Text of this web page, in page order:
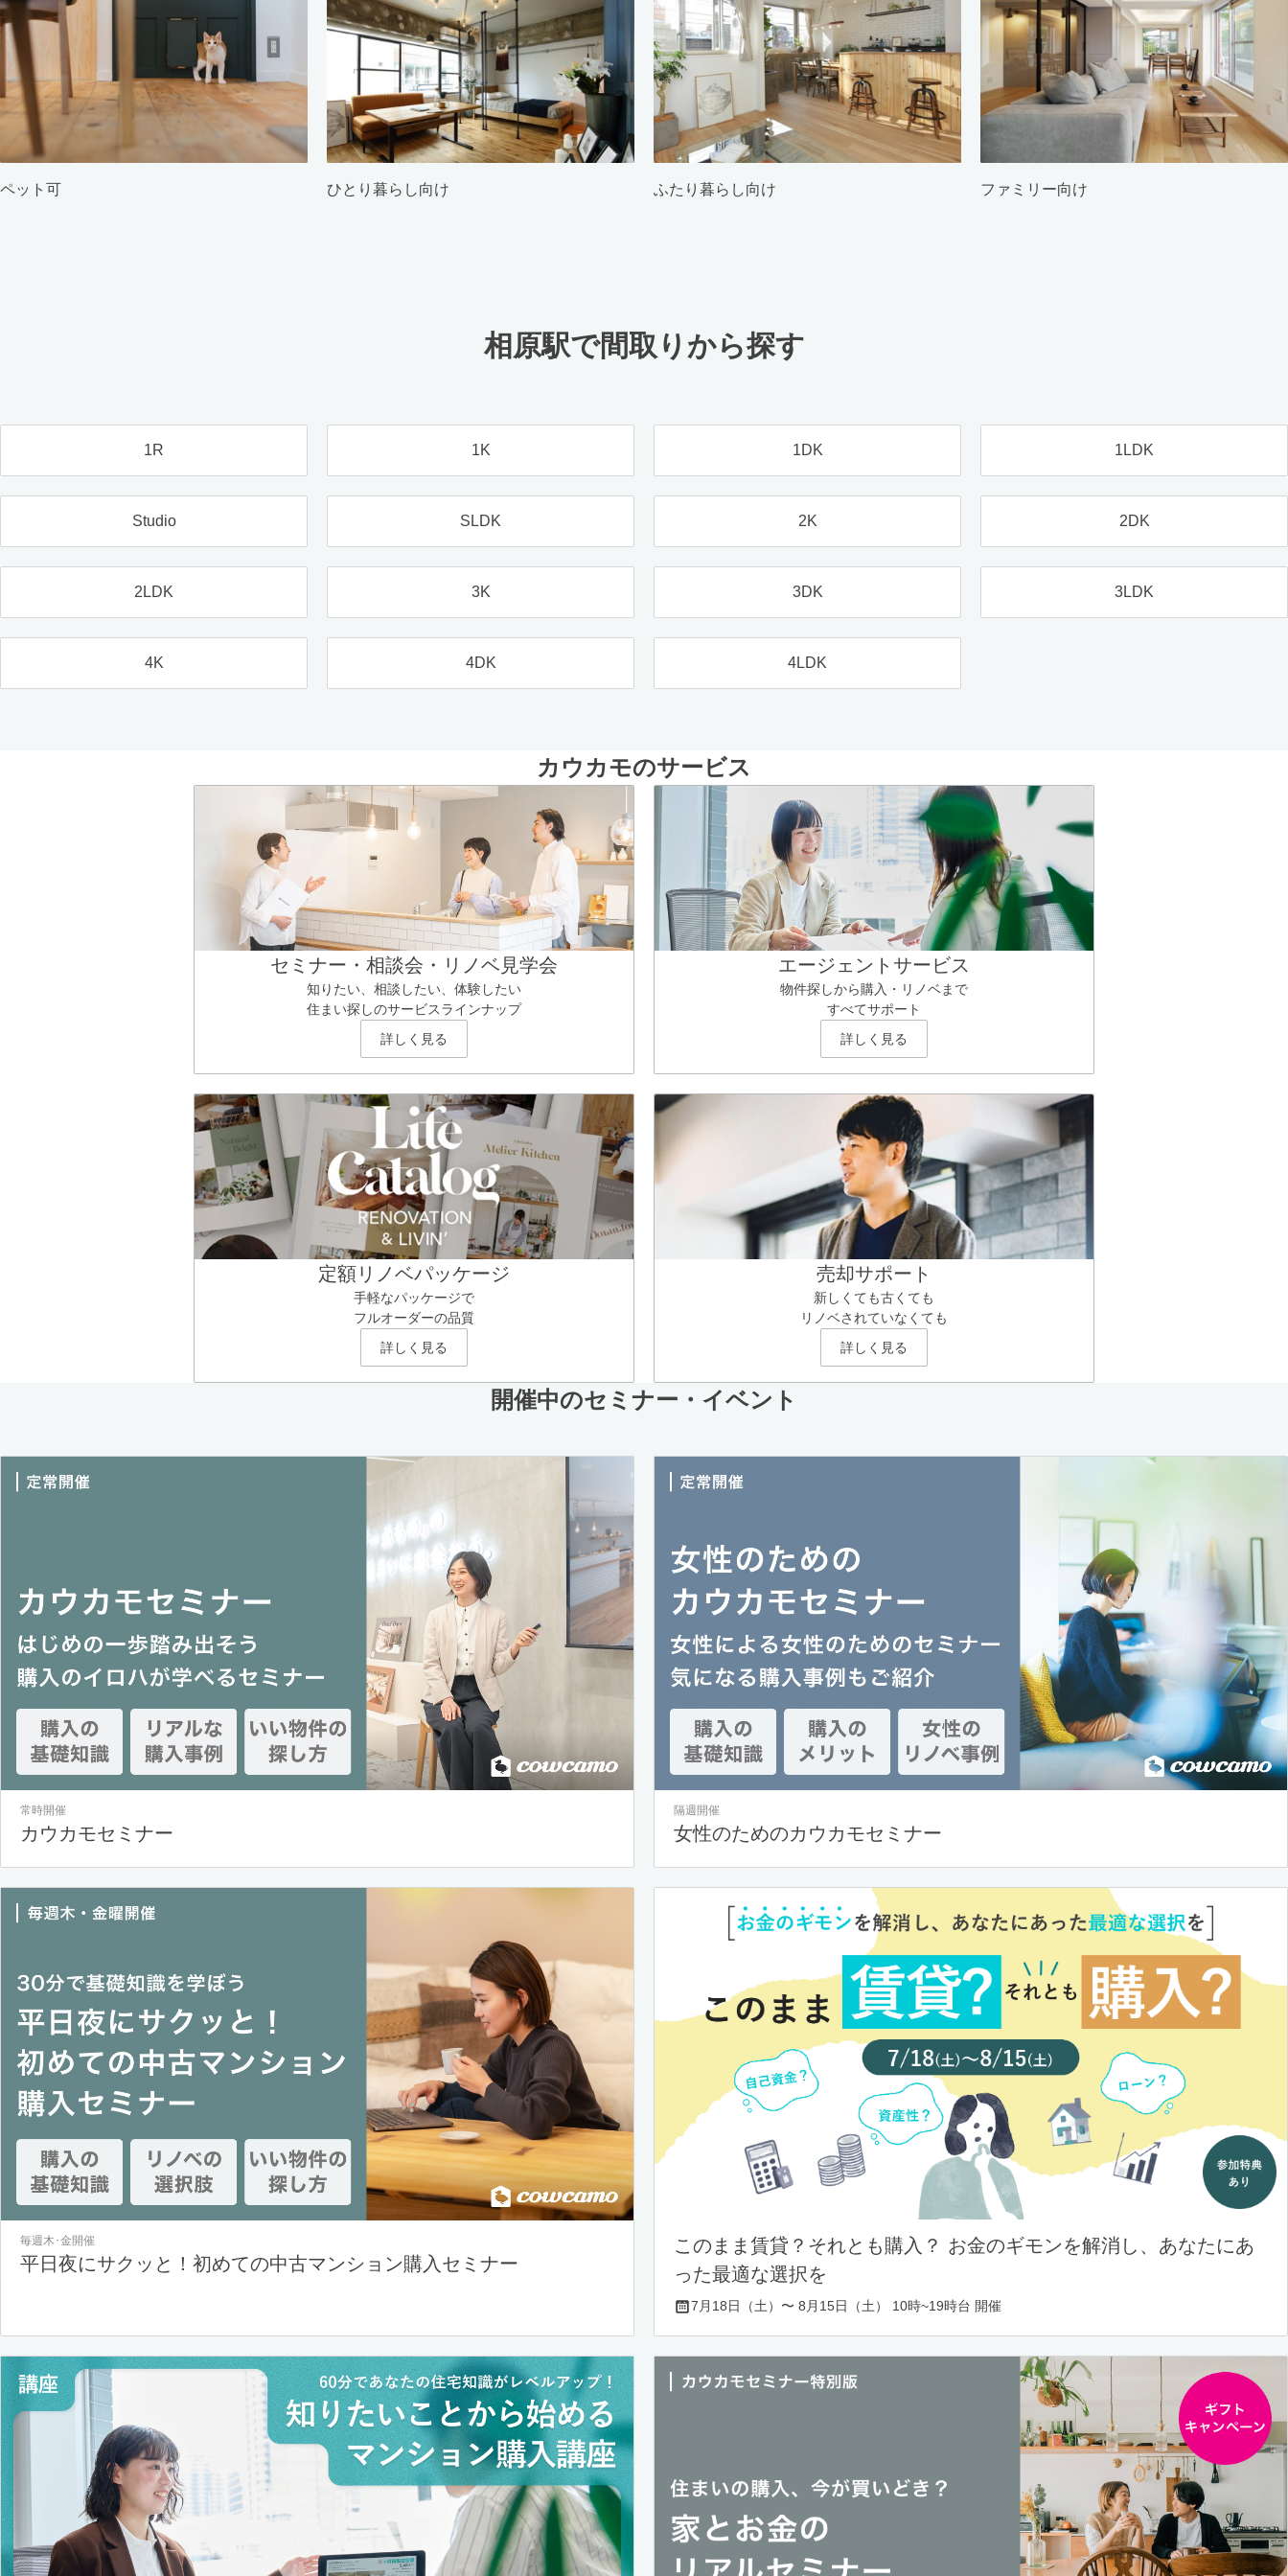
ペット可 ひとり暮らし向け ふたり暮らし向け ファミリー向け
相原駅で間取りから探す
1R 1K 1DK 1LDK
Studio SLDK 2K 2DK
2LDK 3K 3DK 3LDK
4K 4DK 4LDK
カウカモのサービス
セミナー・相談会・リノベ見学会
知りたい、相談したい、体験したい
住まい探しのサービスラインナップ
詳しく見る
エージェントサービス
物件探しから購入・リノベまで
すべてサポート
詳しく見る
定額リノベパッケージ
手軽なパッケージで
フルオーダーの品質
詳しく見る
売却サポート
新しくても古くても
リノベされていなくても
詳しく見る
開催中のセミナー・イベント
常時開催
カウカモセミナー
隔週開催
女性のためのカウカモセミナー
毎週木･金開催
平日夜にサクッと！初めての中古マンション購入セミナー
このまま賃貸？それとも購入？ お金のギモンを解消し、あなたにあ
った最適な選択を
7月18日（土）〜 8月15日（土） 10時~19時台 開催